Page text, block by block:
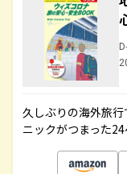
久しぶりの海外旅
ニックがつまった